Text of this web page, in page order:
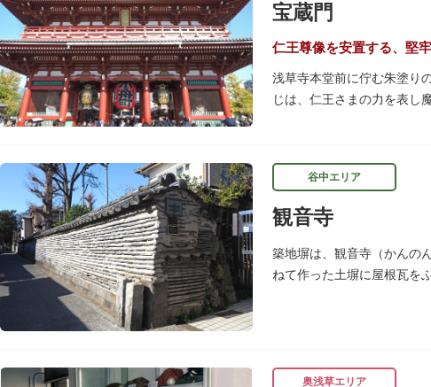
宝蔵門
仁王尊像を安置する、堅
浅草寺本堂前に佇む朱塗り
じは、仁王さまの力を表し
宝蔵門は、平安時代、武蔵
経て、現在の門は1964年
です。上層部には仏教の経
谷中エリア
観音寺
築地塀は、観音寺（かんの
ねて作った土塀に屋根瓦を
奥浅草エリア